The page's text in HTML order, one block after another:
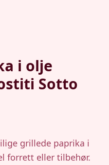
i olje
Sotto
grillede paprika i
forrett eller tilbehør.